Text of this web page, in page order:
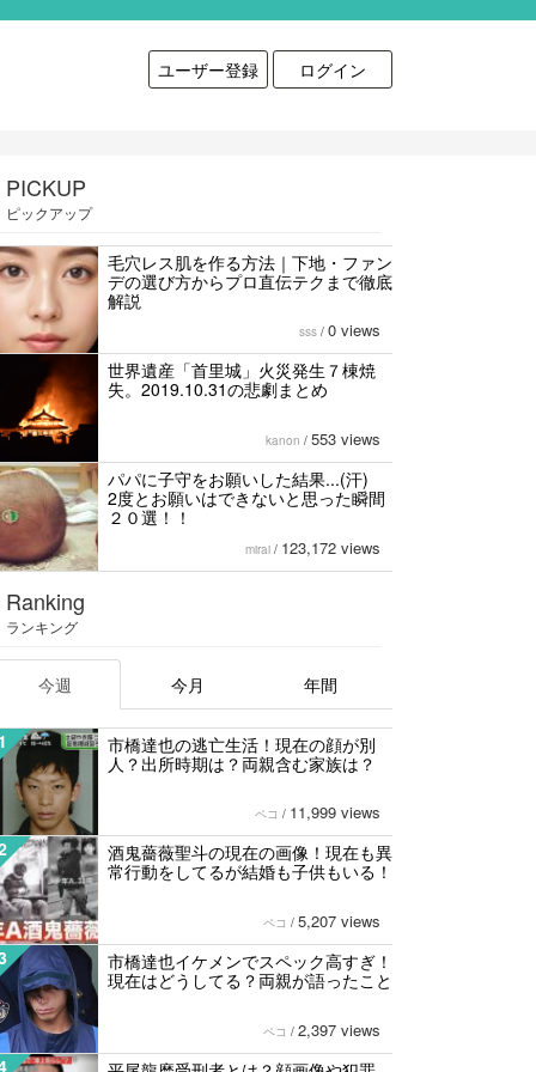
ユーザー登録 ログイン
PICKUP
ピックアップ
毛穴レス肌を作る方法｜下地・ファン
デの選び方からプロ直伝テクまで徹底
解説
sss / 0 views
世界遺産「首里城」火災発生７棟焼
失。2019.10.31の悲劇まとめ
kanon / 553 views
パパに子守をお願いした結果...(汗)
2度とお願いはできないと思った瞬間
２０選！！
mirai / 123,172 views
Ranking
ランキング
今週 今月 年間
市橋達也の逃亡生活！現在の顔が別
人？出所時期は？両親含む家族は？
ペコ / 11,999 views
酒鬼薔薇聖斗の現在の画像！現在も異
常行動をしてるが結婚も子供もいる！
ペコ / 5,207 views
市橋達也イケメンでスペック高すぎ！
現在はどうしてる？両親が語ったこと
ペコ / 2,397 views